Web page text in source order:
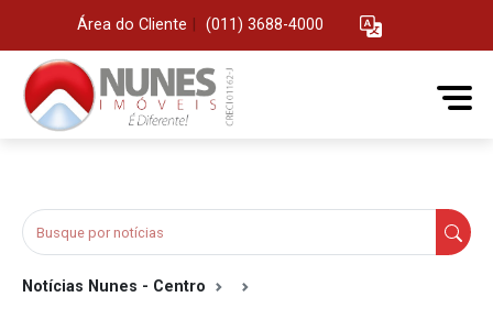
Área do Cliente (011) 3688-4000
Notícias Nunes - Centro